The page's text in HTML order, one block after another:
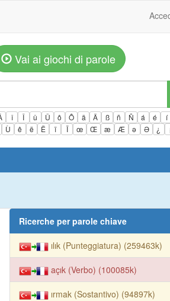
Vai ai giochi di parole
î Î û Û ô Ô ä Ä ß ñ Ñ á é í
Ù ê ë Ë ï Ï œ Œ æ Æ ə Ə ¿
Ricerche per parole chiave
ılık (Punteggiatura) (259463k)
açık (Verbo) (100085k)
ırmak (Sostantivo) (94897k)